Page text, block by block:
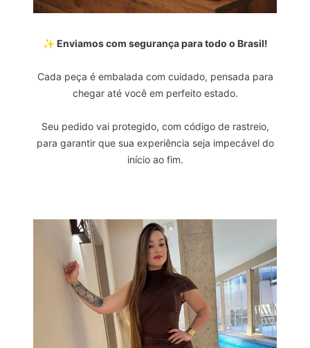
✨ Enviamos com segurança para todo o Brasil!
Cada peça é embalada com cuidado, pensada para
chegar até você em perfeito estado.
Seu pedido vai protegido, com código de rastreio,
para garantir que sua experiência seja impecável do
início ao fim.